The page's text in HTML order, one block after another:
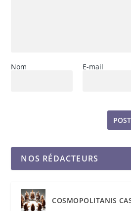
Nom E-mail
NOS RÉDACTEURS
COSMOPOLITANIS